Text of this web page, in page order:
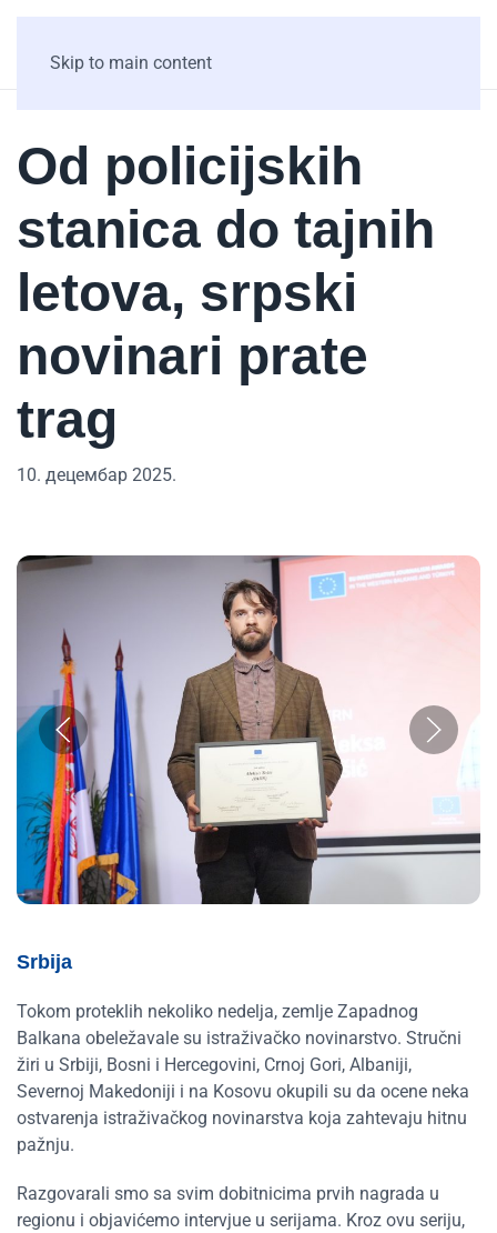
Skip to main content
Od policijskih
stanica do tajnih
letova, srpski
novinari prate
trag
10. децембар 2025.
Srbija
Tokom proteklih nekoliko nedelja, zemlje Zapadnog
Balkana obeležavale su istraživačko novinarstvo. Stručni
žiri u Srbiji, Bosni i Hercegovini, Crnoj Gori, Albaniji,
Severnoj Makedoniji i na Kosovu okupili su da ocene neka
ostvarenja istraživačkog novinarstva koja zahtevaju hitnu
pažnju.
Razgovarali smo sa svim dobitnicima prvih nagrada u
regionu i objavićemo intervjue u serijama. Kroz ovu seriju,